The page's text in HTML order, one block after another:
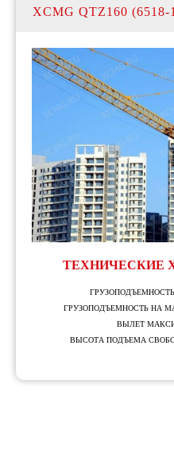
ТЕХНИЧЕСКИЕ
ГРУЗОПОДЪЕМНОСТЬ НА
ВЫЛЕТ
ВЫСОТА ПОДЪЕМА